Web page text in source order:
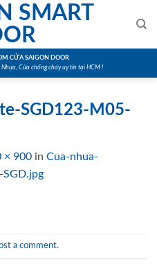
CỬA SAIGON DOOR
Cửa chống cháy uy tín tại HCM !
SGD123-M05-
× 900 in Cua-nhua-
a comment.